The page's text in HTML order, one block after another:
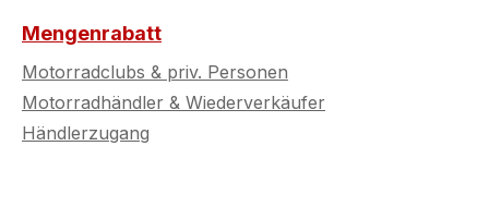
Ideal für alle, die
erstklassigen
Qualität und ein
Design
Mengenrabatt
Motorradclubs & priv. Personen
Motorradhändler & Wiederverkäufer
Händlerzugang